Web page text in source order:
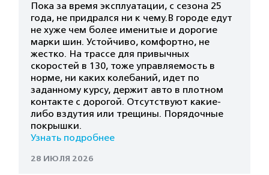
Пока за время эксплуатации, с сезона 25
года, не придрался ни к чему.В городе едут
не хуже чем более именитые и дорогие
марки шин. Устойчиво, комфортно, не
жестко. На трассе для привычных
скоростей в 130, тоже управляемость в
норме, ни каких колебаний, идет по
заданному курсу, держит авто в плотном
контакте с дорогой. Отсутствуют какие-
либо вздутия или трещины. Порядочные
покрышки.
Узнать подробнее
28 ИЮЛЯ 2026